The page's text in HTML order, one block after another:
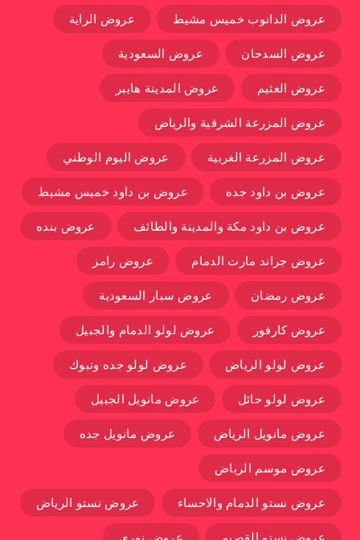
عروض الدانوب خميس مشيط عروض الراية
عروض السدحان عروض السعودية
عروض العثيم عروض المدينة هايبر
عروض المزرعة الشرقية والرياض
عروض المزرعة الغربية عروض اليوم الوطني
عروض بن داود جده عروض بن داود خميس مشيط
عروض بن داود مكة والمدينة والطائف عروض بنده
عروض جراند مارت الدمام عروض رامز
عروض رمضان عروض سبار السعودية
عروض كارفور عروض لولو الدمام والجبيل
عروض لولو الرياض عروض لولو جده وتبوك
عروض لولو حائل عروض مانويل الجبيل
عروض مانويل الرياض عروض مانويل جده
عروض موسم الرياض
عروض نستو الدمام والاحساء عروض نستو الرياض